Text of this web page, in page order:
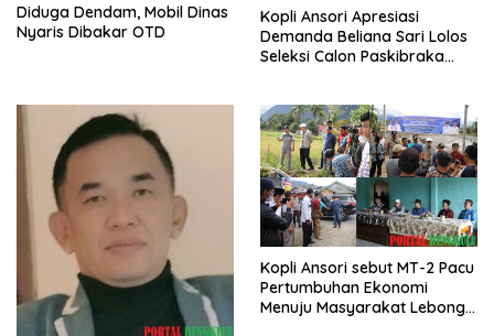
Diduga Dendam, Mobil Dinas
Nyaris Dibakar OTD
Kopli Ansori Apresiasi
Demanda Beliana Sari Lolos
Seleksi Calon Paskibraka
Kopli Ansori sebut MT-2 Pacu
Pertumbuhan Ekonomi
Menuju Masyarakat Lebong